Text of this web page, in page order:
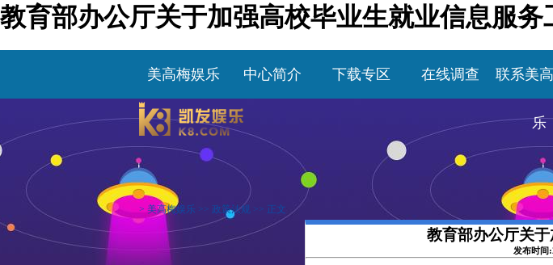
教育部办公厅关于加强高校毕业生就业信息服
美高梅娱乐 中心简介 下载专区 在线调查 联系美
乐
> 美高梅娱乐 >> 政策法规 >> 正文
教育部办公厅关
发布时间